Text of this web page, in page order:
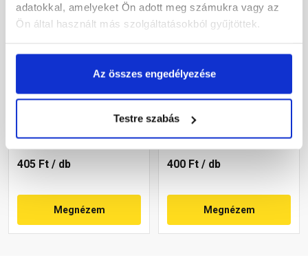
adatokkal, amelyeket Ön adott meg számukra vagy az
Ön által használt más szolgáltatásokból gyűjtöttek.
Az összes engedélyezése
Testre szabás
Azzurro Grande Pico
405 Ft / db
Megnézem
Azzurro Grande Pico
Gyártói készleten
400 Ft / db
Megnézem